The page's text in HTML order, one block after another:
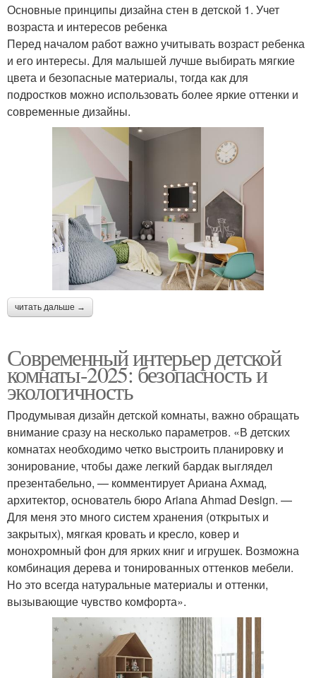
Основные принципы дизайна стен в детской 1. Учет
возраста и интересов ребенка
Перед началом работ важно учитывать возраст ребенка
и его интересы. Для малышей лучше выбирать мягкие
цвета и безопасные материалы, тогда как для
подростков можно использовать более яркие оттенки и
современные дизайны.
читать дальше →
Современный интерьер детской
комнаты-2025: безопасность и
экологичность
Продумывая дизайн детской комнаты, важно обращать
внимание сразу на несколько параметров. «В детских
комнатах необходимо четко выстроить планировку и
зонирование, чтобы даже легкий бардак выглядел
презентабельно, — комментирует Ариана Ахмад,
архитектор, основатель бюро Ariana Ahmad Design. —
Для меня это много систем хранения (открытых и
закрытых), мягкая кровать и кресло, ковер и
монохромный фон для ярких книг и игрушек. Возможна
комбинация дерева и тонированных оттенков мебели.
Но это всегда натуральные материалы и оттенки,
вызывающие чувство комфорта».